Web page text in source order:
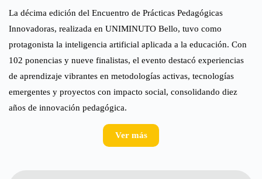
La décima edición del Encuentro de Prácticas Pedagógicas
Innovadoras, realizada en UNIMINUTO Bello, tuvo como
protagonista la inteligencia artificial aplicada a la educación. Con
102 ponencias y nueve finalistas, el evento destacó experiencias
de aprendizaje vibrantes en metodologías activas, tecnologías
emergentes y proyectos con impacto social, consolidando diez
años de innovación pedagógica.
Ver más